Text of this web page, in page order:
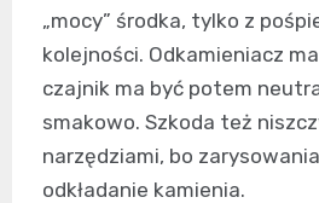
„mocy” środka, tylko z
kolejności. Odkamieniacz
czajnik ma być potem
smakowo. Szkoda też
narzędziami, bo
odkładanie kamienia.